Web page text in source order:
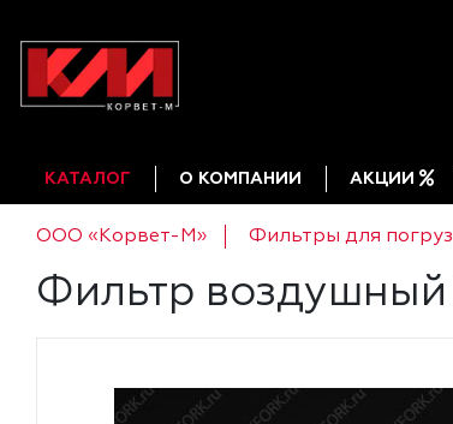
КАТАЛОГ О КОМПАНИИ АКЦИИ
ООО «Корвет-М» Фильтры для
Фильтр воздушный